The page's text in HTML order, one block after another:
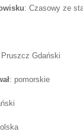
: Czasowy ze
Pruszcz Gdański
: pomorskie